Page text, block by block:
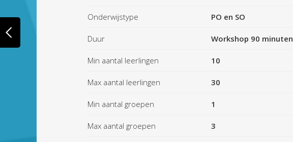
Onderwijstype PO en SO
Duur Workshop 90 minuten
Min aantal leerlingen 10
Max aantal leerlingen 30
Min aantal groepen 1
Max aantal groepen 3